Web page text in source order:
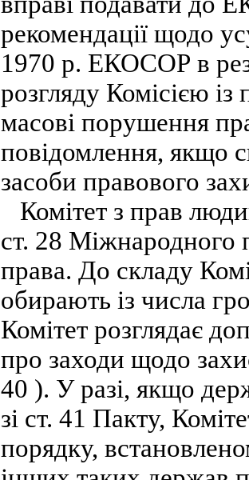
рекомендації щодо
1970 р. ЕКОСОР в
розгляду Комісією
масові порушення
повідомлення, якщо
засоби правового
Комітет з прав
ст. 28 Міжнародного
права. До складу
обирають із числа
Комітет розглядає
про заходи щодо
40 ). У разі, якщо
зі ст. 41 Пакту,
порядку,